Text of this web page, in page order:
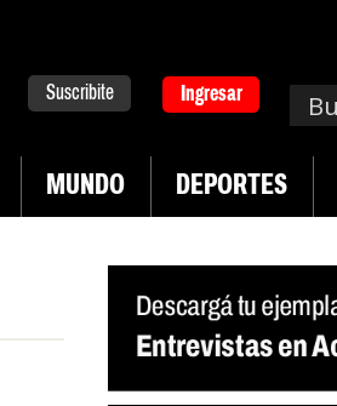
Suscribite Ingresar
MUNDO DEPORTES